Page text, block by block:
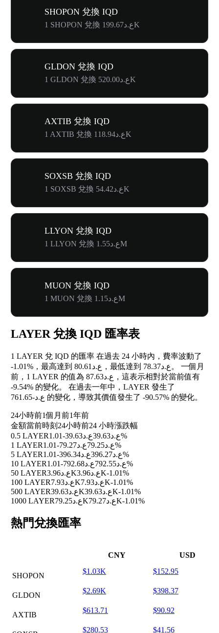
SHOPON 兌換 IQD
1 SHOPON 兌換 ع.د199.67K
GLDON 兌換 IQD
1 GLDON 兌換 ع.د520.00K
AXTIB 兌換 IQD
1 AXTIB 兌換 ع.د118.94K
SOXSB 兌換 IQD
1 SOXSB 兌換 ع.د54.42K
LLYON 兌換 IQD
1 LLYON 兌換 ع.د1.55M
MUON 兌換 IQD
1 MUON 兌換 ع.د1.15M
LAYER 兌換 IQD 匯率表
1 LAYER 兌 IQD 的匯率 在過去 24 小時內，費率波動了
-1.01% ，最高達到 ع.د80.61，最低達到 ع.د78.37。 一個月
前，1 LAYER 的值為 ع.د87.63，這表示相對於當前值有
-9.54% 的變化。 在過去一年中，LAYER 發生了
ع.د-761.65 的變化，導致其價值發生了 -90.57% 的變化。
24小時前1個月前1年前
金額當前時刻 24小時前24 小時漲跌幅
0.5 LAYER
ع.د39.63 ع.د39.63
-1.01%
1 LAYER
ع.د79.25 ع.د79.27
-1.01%
5 LAYER
ع.د396.27 ع.د396.34
-1.01%
10 LAYER
ع.د792.55 ع.د792.68
-1.01%
50 LAYER
ع.د3.96K ع.د3.96K-1.01%
100 LAYER
ع.د7.93K ع.د7.93K-1.01%
500 LAYER
ع.د39.63K ع.د39.63K-1.01%
1000 LAYER
ع.د79.25K ع.د79.27K-1.01%
熱門兌換匯率
CNY USD
SHOPON
$1.03K $152.95
GLDON
$2.69K $398.37
AXTIB
$613.71 $90.92
$280.53 $41.56